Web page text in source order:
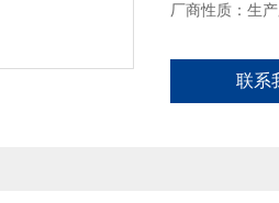
厂商性质：生
联系